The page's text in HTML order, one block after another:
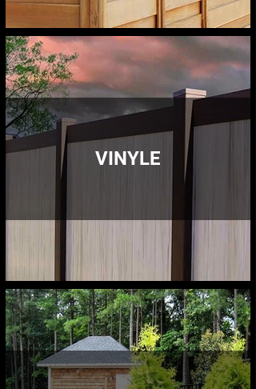
VINYLE